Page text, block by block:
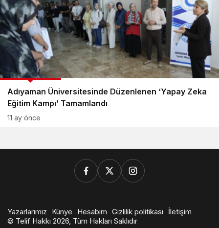
Adıyaman Üniversitesinde Düzenlenen ‘Yapay Zeka
Eğitim Kampı’ Tamamlandı
BİLİM TEKNOLOJİ
11 ay önce
Yazarlarımız Künye Hesabım Gizlilik politikası
İletişim
© Telif Hakkı 2026, Tüm Hakları Saklıdır